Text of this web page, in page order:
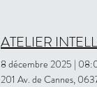
ATELIER
8 décembre 2025 |
201 Av. de Cannes,